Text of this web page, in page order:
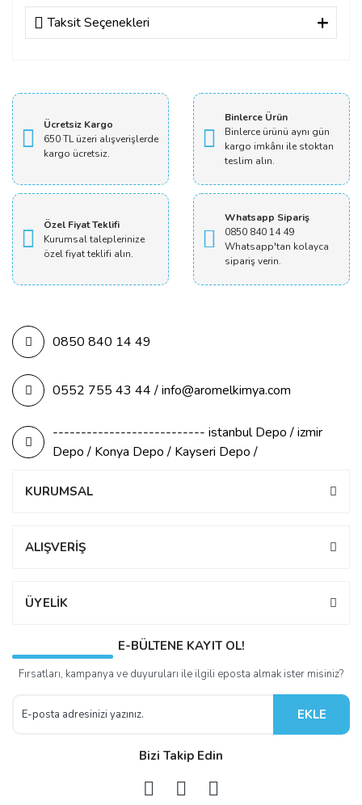
Bu ürüne ilk yorumu siz yapın!
Taksit Seçenekleri
Ücretsiz Kargo
650 TL üzeri alışverişlerde
kargo ücretsiz.
Binlerce Ürün
Binlerce ürünü aynı gün
kargo imkânı ile stoktan
teslim alın.
Özel Fiyat Teklifi
Kurumsal taleplerinize
özel fiyat teklifi alın.
Whatsapp Sipariş
0850 840 14 49
Whatsapp'tan kolayca
sipariş verin.
0850 840 14 49
0552 755 43 44 / info@aromelkimya.com
--------------------------- istanbul Depo / izmir
Depo / Konya Depo / Kayseri Depo /
KURUMSAL
ALIŞVERİŞ
ÜYELİK
E-BÜLTENE KAYIT OL!
Fırsatları, kampanya ve duyuruları ile ilgili eposta almak ister misiniz?
EKLE
Bizi Takip Edin